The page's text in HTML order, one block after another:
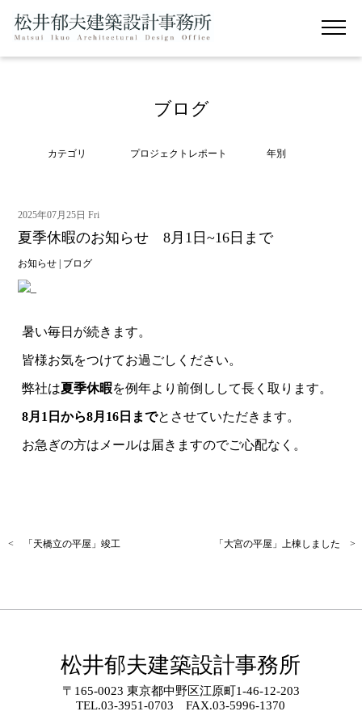
ブログ
カテゴリ プロジェクトレポート 年別
2025年07月25日 Fri
夏季休暇のお知らせ 8月1日~16日まで
お知らせ ブログ
暑い毎日が続きます。
皆様お気をつけてお過ごしください。
弊社は夏季休暇を例年より前倒しして長く取ります。
8月1日から8月16日までとさせていただきます。
お急ぎの方はメールは届きますのでご心配なく。
< 「天橋立の平屋」竣工 「大宮の平屋」上棟しました >
松井郁夫建築設計事務所
〒165-0023 東京都中野区江原町1-46-12-203
TEL.03-3951-0703 FAX.03-5996-1370